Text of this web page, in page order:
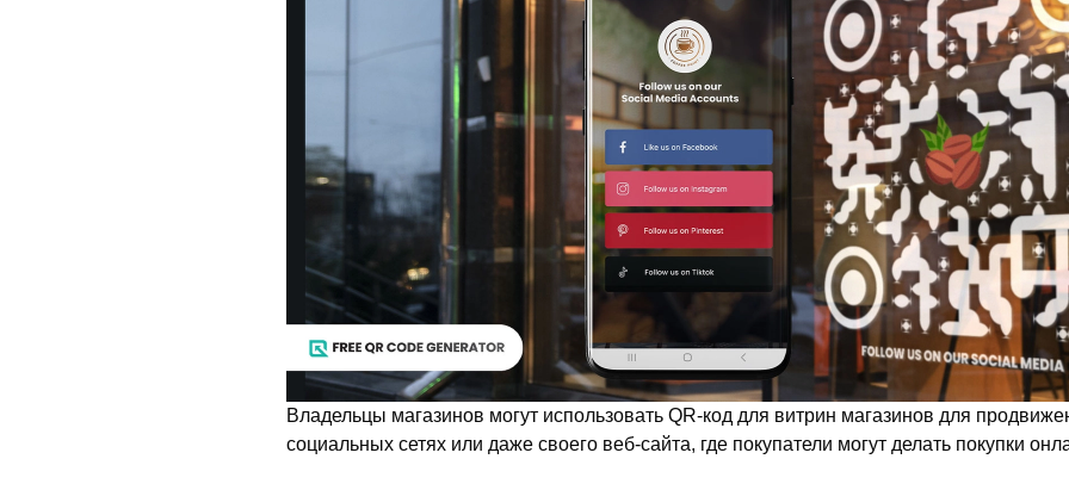
Владельцы магазинов могут использовать QR-код для витрин магазинов для
социальных сетях или даже своего веб-сайта, где покупатели могут делать покупки